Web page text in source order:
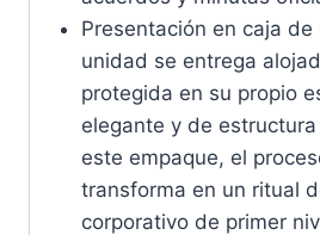
Presentación en caja de
unidad se entrega
protegida en su propio
elegante y de
este empaque, el
transforma en un ritual
corporativo de primer